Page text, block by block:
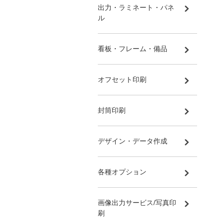
出力・ラミネート・パネ
ル
看板・フレーム・備品
オフセット印刷
封筒印刷
デザイン・データ作成
各種オプション
画像出力サービス/写真印
刷